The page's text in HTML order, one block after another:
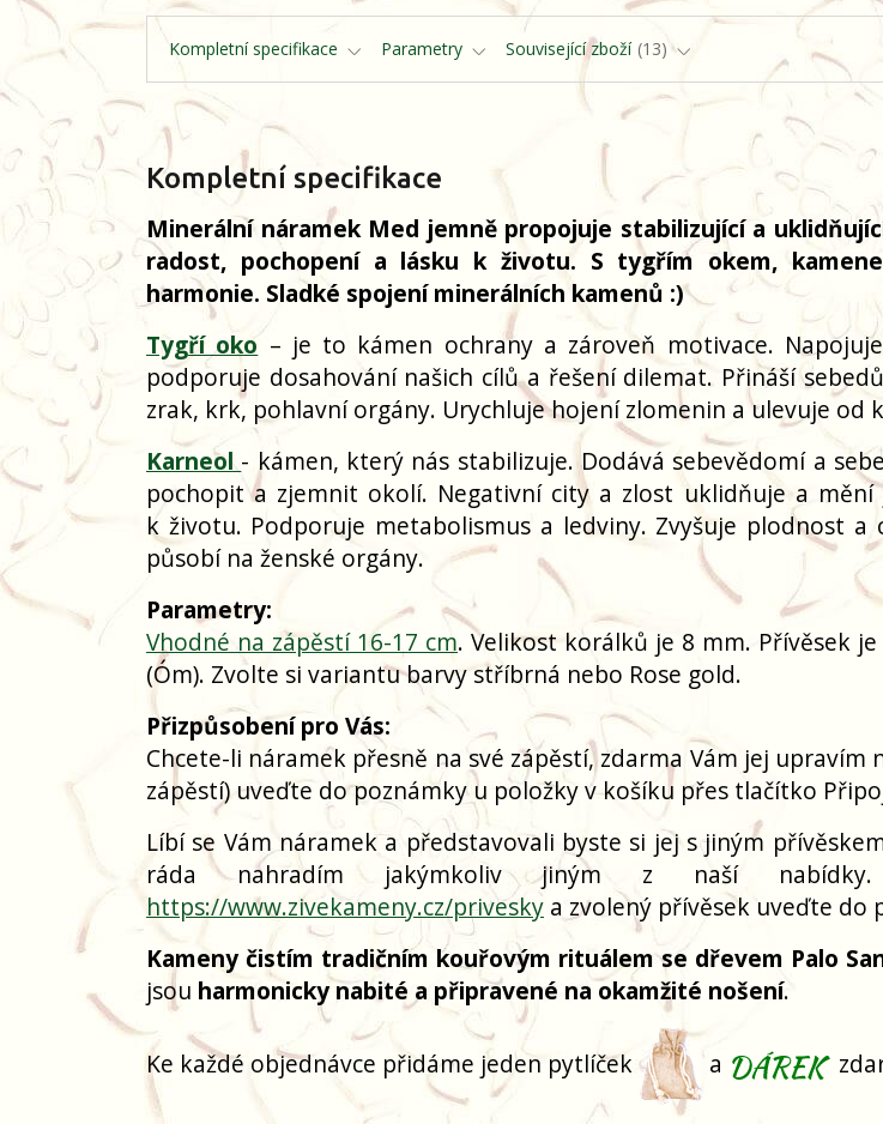
Kompletní specifikace Parametry Související zboží 13
Kompletní specifikace
Minerální náramek Med jemně propojuje stabilizující a
radost, pochopení a lásku k životu. S tygřím okem,
harmonie. Sladké spojení minerálních kamenů :)
Tygří oko – je to kámen ochrany a zároveň motivace.
podporuje dosahování našich cílů a řešení dilemat. Přináší
zrak, krk, pohlavní orgány. Urychluje hojení zlomenin a ulevuje od
Karneol - kámen, který nás stabilizuje. Dodává sebevědomí a
pochopit a zjemnit okolí. Negativní city a zlost uklidňuje a
k životu. Podporuje metabolismus a ledviny. Zvyšuje plodnost a
působí na ženské orgány.
Parametry:
Vhodné na zápěstí 16-17 cm. Velikost korálků je 8 mm. Přívěsek
(Óm). Zvolte si variantu barvy stříbrná nebo Rose gold.
Přizpůsobení pro Vás:
Chcete-li náramek přesně na své zápěstí, zdarma Vám jej upravím
zápěstí) uveďte do poznámky u položky v košíku přes tlačítko
Líbí se Vám náramek a představovali byste si jej s jiným
ráda nahradím jakýmkoliv jiným z naší
https://www.zivekameny.cz/privesky a zvolený přívěsek uveďte do
Kameny čistím tradičním kouřovým rituálem se dřevem Palo
jsou harmonicky nabité a připravené na okamžité nošení.
Ke každé objednávce přidáme jeden pytlíček a